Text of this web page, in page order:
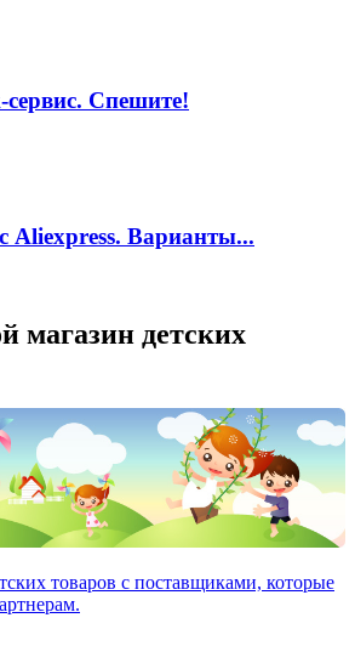
Спешите!
Aliexpress. Варианты...
магазин детских
товаров с поставщиками, которые